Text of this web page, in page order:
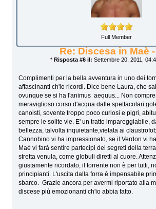
Full Member
Re: Discesa in Maè
* Risposta #6 il: Settembre 20, 2011,
Complimenti per la bella avventura in uno dei
affascinanti ch'io ricordi. Dice bene Laura, che
ovunque se si ha l'animus aequus... Non
meraviglioso corso d'acqua dalle spettacolari
canoisti, sovente troppo poco curiosi e pigri,
sempre le solite vie. E' un tratto impareggiabile,
bellezza, talvolta inquietante,vietata ai
Cannobino vi ha impressionato, se il Verdon vi
Maè vi farà sentire partecipi dei segreti della
stretta venula, come globuli diretti al cuore.
giustamente ricordato, il torrente non è per tutti,
principianti. L'uscita dalla forra è impensabile
sbarco. Grazie ancora per avermi riportato alla
discese più emozionanti ch'io abbia fatto.